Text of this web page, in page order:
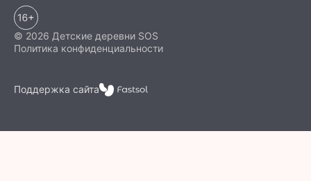
© 2026 Детские деревни SOS
Политика конфиденциальности
Поддержка сайта